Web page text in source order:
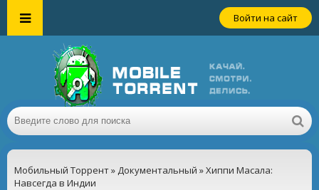
Войти на сайт
Мобильный Торрент» Документальный » Хиппи Масала:
Навсегда в Индии